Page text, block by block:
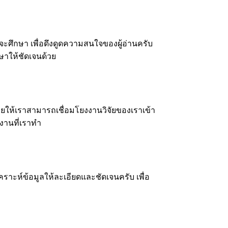
ศึกษา เพื่อดึงดูดความสนใจของผู้อ่านครับ
ให้ชัดเจนด้วย
เราสามารถเชื่อมโยงงานวิจัยของเราเข้า
นที่เราทำ
าะห์ข้อมูลให้ละเอียดและชัดเจนครับ เพื่อ